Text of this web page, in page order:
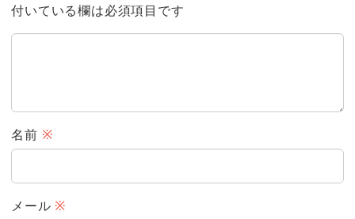
付いている欄は必須項目です
名前 ※
メール ※